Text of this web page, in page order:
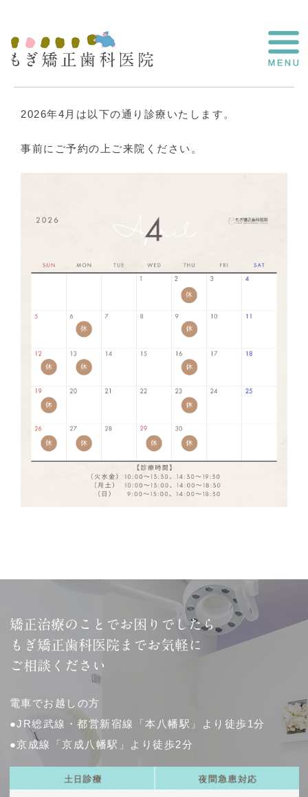
2026年4月診療カレンダー
2026年4月は以下の通り診療いたします。
事前にご予約の上ご来院ください。
矯正治療のことでお困りでしたら
もぎ矯正歯科医院までお気軽に
ご相談ください
電車でお越しの方
●JR総武線・都営新宿線「本八幡駅」より徒歩1分
●京成線「京成八幡駅」より徒歩2分